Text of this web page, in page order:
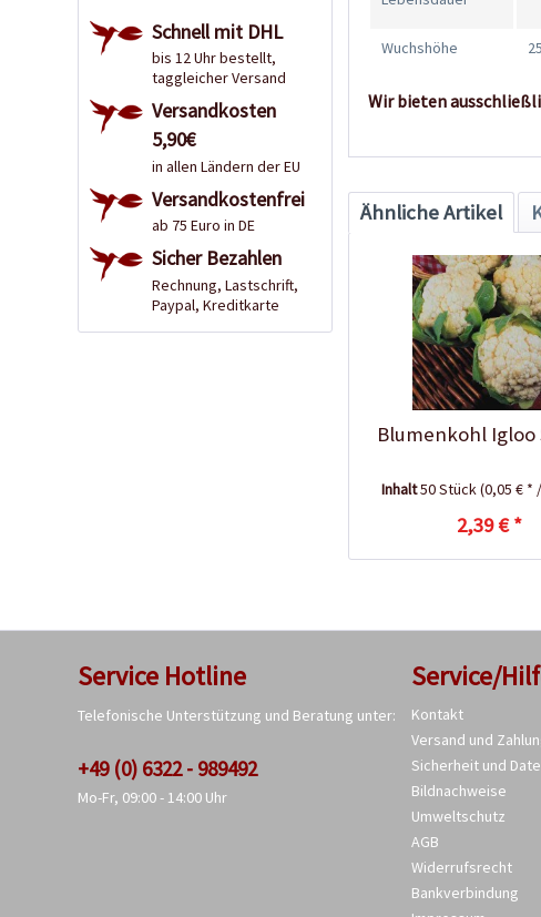
Schnell mit DHL
bis 12 Uhr bestellt,
taggleicher Versand
Versandkosten
5,90€
in allen Ländern der EU
Versandkostenfrei
ab 75 Euro in DE
Sicher Bezahlen
Rechnung, Lastschrift,
Paypal, Kreditkarte
Wuchshöhe
Wir bieten
Ähnliche Artikel
Blumenkohl Igloo
Inhalt50 Stück(0,05 € *
2,39 € *
Service Hotline
Telefonische Unterstützung und Beratung unter:
+49 (0) 6322 - 989492
Mo-Fr, 09:00 - 14:00 Uhr
Service/
Kontakt
Versand und
Sicherheit und
Bildnachweise
Umweltschutz
AGB
Widerrufsrecht
Bankverbindung